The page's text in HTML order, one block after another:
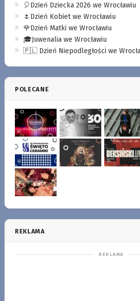
🎈Dzień Dziecka 2026 we Wrocławiu
🌷Dzień Kobiet we Wrocławiu
🌹Dzień Matki we Wrocławiu
🎓Juwenalia we Wrocławiu
🇵🇱 Dzień Niepodległości we
POLECANE
REKLAMA